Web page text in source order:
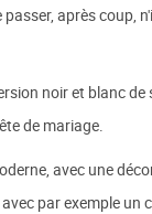
après coup,
noir et blanc de
de mariage.
avec une
par exemple un